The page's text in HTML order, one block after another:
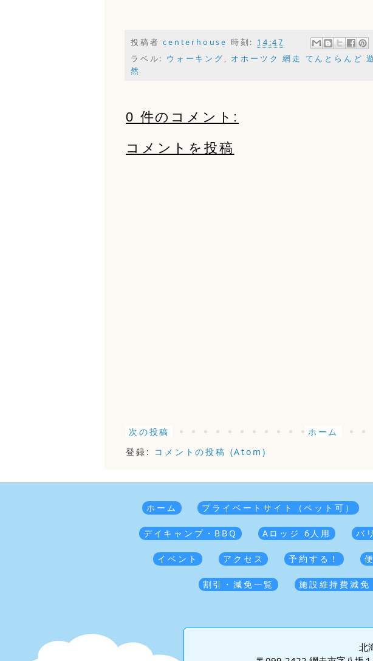
投稿者centerhouse 時刻: 14:47
ラベル: ウォーキング , オホーツク 網走 てんとらんど
然
0 件のコメント:
コメントを投稿
次の投稿
ホーム
登録: コメントの投稿 (Atom)
ホーム プライベートサイト（ペット可）
デイキャンプ・BBQ Aロッジ 6人用 バ
イベント アクセス 予約する！
割引・減免一覧 施設維持費減免
北